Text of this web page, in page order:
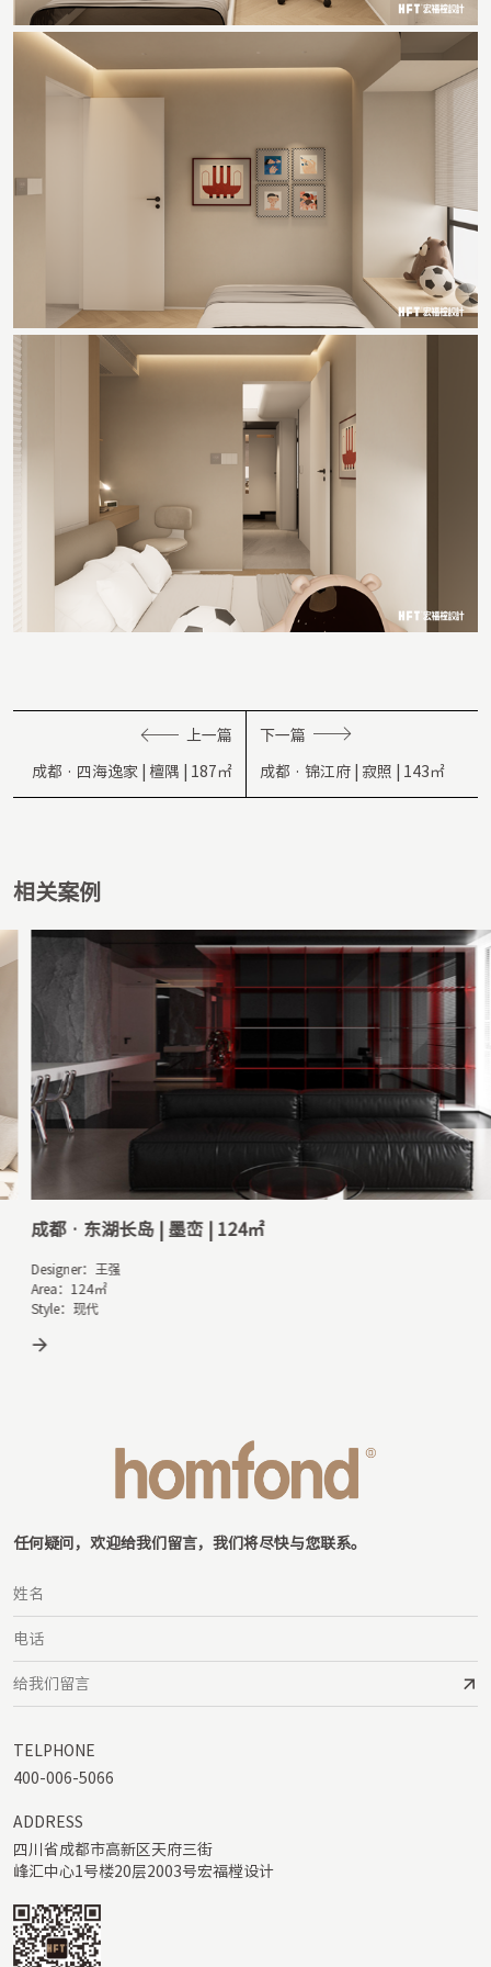
上一篇
成都 · 四海逸家 | 檀隅 | 187㎡
下一篇
成都 · 锦江府 | 寂照 | 143㎡
相关案例
· 东湖长岛 | 墨峦 | 124㎡
：王强
：124㎡
：现代
任何疑问，欢迎给我们留言，我们将尽快与您联系。
TELPHONE
400-006-5066
ADDRESS
四川省成都市高新区天府三街
峰汇中心1号楼20层2003号宏福樘设计